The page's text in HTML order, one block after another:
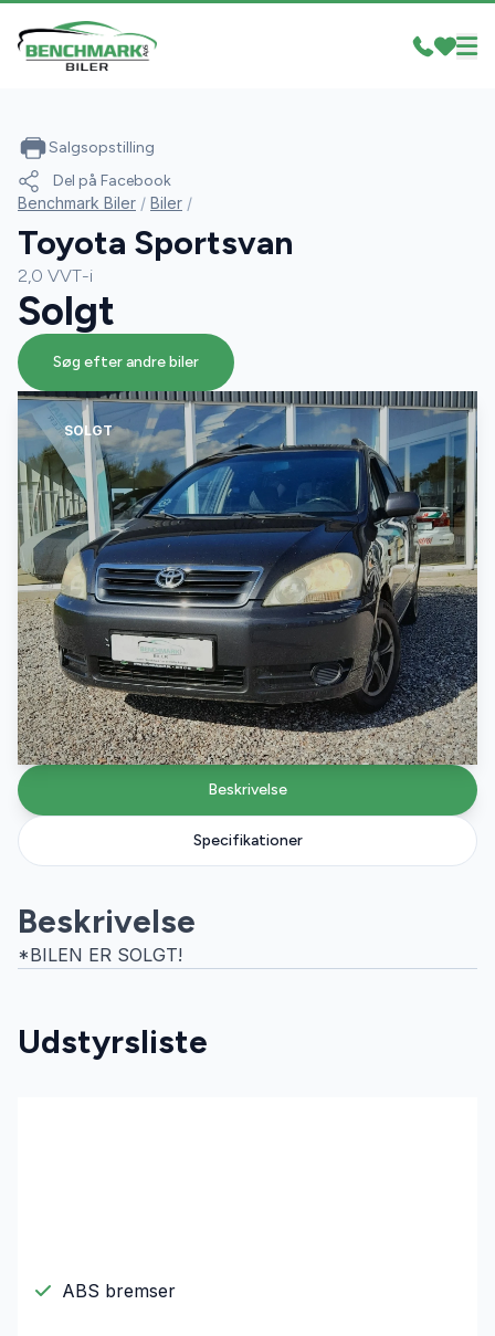
SOLGT
Specifikationer
Beskrivelse
Beskrivelse
*BILEN ER SOLGT!
Udstyrsliste
ABS bremser
Salgsopstilling
Del på Facebook
Benchmark Biler / Biler /
Toyota Sportsvan
2,0 VVT-i
Solgt
Søg efter andre biler